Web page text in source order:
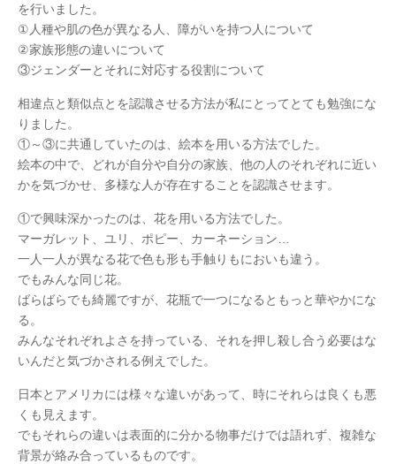
を行いました。
①人種や肌の色が異なる人、障がいを持つ人について
②家族形態の違いについて
③ジェンダーとそれに対応する役割について
相違点と類似点とを認識させる方法が私にとってとても勉強にな
りました。
①～③に共通していたのは、絵本を用いる方法でした。
絵本の中で、どれが自分や自分の家族、他の人のそれぞれに近い
かを気づかせ、多様な人が存在することを認識させます。
①で興味深かったのは、花を用いる方法でした。
マーガレット、ユリ、ポピー、カーネーション…
一人一人が異なる花で色も形も手触りもにおいも違う。
でもみんな同じ花。
ばらばらでも綺麗ですが、花瓶で一つになるともっと華やかにな
る。
みんなそれぞれよさを持っている、それを押し殺し合う必要はな
いんだと気づかされる例えでした。
日本とアメリカには様々な違いがあって、時にそれらは良くも悪
くも見えます。
でもそれらの違いは表面的に分かる物事だけでは語れず、複雑な
背景が絡み合っているものです。